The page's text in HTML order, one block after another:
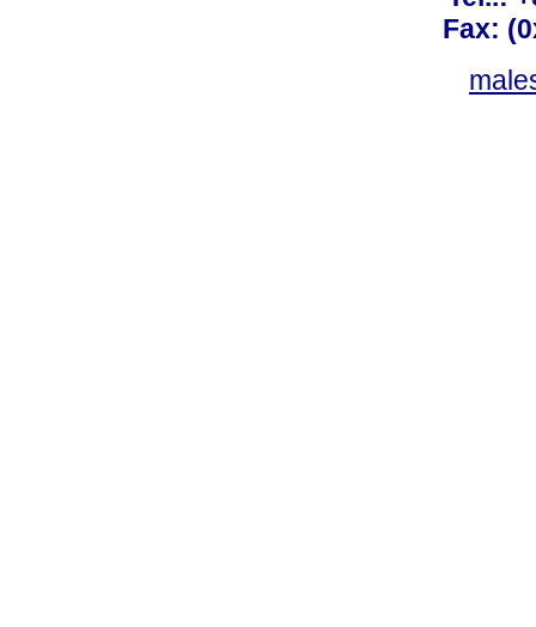
Fax: